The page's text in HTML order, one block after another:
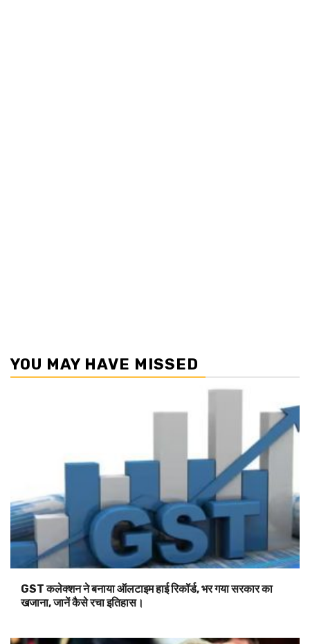
YOU MAY HAVE MISSED
GST कलेक्शन ने बनाया ऑलटाइम हाई रिकॉर्ड, भर गया सरकार का
खजाना, जानें कैसे रचा इतिहास।